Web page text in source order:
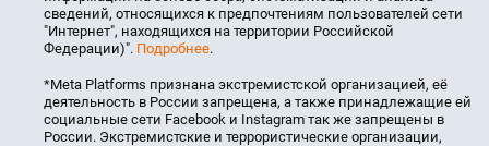
сведений, относящихся к предпочтениям пользователей сети
"Интернет", находящихся на территории Российской
Федерации)". Подробнее.
*Meta Platforms признана экстремистской организацией, её
деятельность в России запрещена, а также принадлежащие ей
социальные сети Facebook и Instagram так же запрещены в
России. Экстремистские и террористические организации,